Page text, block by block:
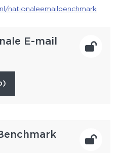
nationaleemailbenchmark
E-mail